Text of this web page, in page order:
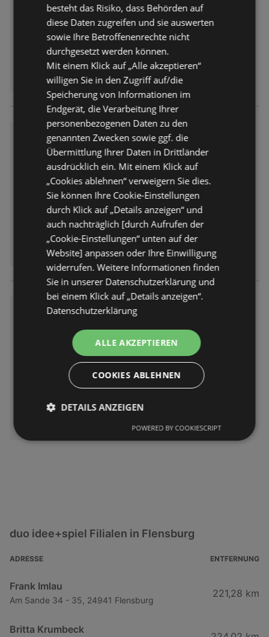
Entfernt: 0,76 km
Schulflyer 2026
Prospekt nicht mehr gültig
Abgelaufen am:
23.07.2026
Schulprospekt 2026
15.07.2026
duo idee+spiel Filialen in Flensburg
ADRESSE ENTFERNUNG
Frank Imlau
Am Sande 34 - 35, 24941 Flensburg
221,28 km
Britta Krumbeck
besteht das Risiko, dass Behörden auf
diese Daten zugreifen und sie auswerten
sowie Ihre Betroffenenrechte nicht
durchgesetzt werden können.
Mit einem Klick auf „Alle akzeptieren“
willigen Sie in den Zugriff auf/die
Speicherung von Informationen im
Endgerät, die Verarbeitung Ihrer
personenbezogenen Daten zu den
genannten Zwecken sowie ggf. die
Übermittlung Ihrer Daten in Drittländer
ausdrücklich ein. Mit einem Klick auf
„Cookies ablehnen“ verweigern Sie dies.
Sie können Ihre Cookie-Einstellungen
durch Klick auf „Details anzeigen“ und
auch nachträglich [durch Aufrufen der
„Cookie-Einstellungen“ unten auf der
Website] anpassen oder Ihre Einwilligung
widerrufen. Weitere Informationen finden
Sie in unserer Datenschutzerklärung und
bei einem Klick auf „Details anzeigen“.
Datenschutzerklärung
ALLE AKZEPTIEREN
COOKIES ABLEHNEN
DETAILS ANZEIGEN
POWERED BY COOKIESCRIPT